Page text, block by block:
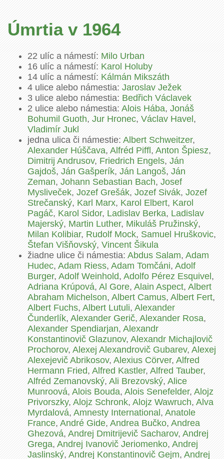
Úmrtia v 1964
22 ulíc a námestí:Milo Urban
16 ulíc a námestí:Karol Holuby
14 ulíc a námestí:Kálmán Mikszáth
4 ulice alebo námestia:Jaroslav Ježek
3 ulice alebo námestia:Bedřich Václavek
2 ulice alebo námestia:Alois Hába,Jonáš
Bohumil Guoth,Jur Hronec,Václav Havel,
Vladimír Jukl
jedna ulica či námestie:Albert Schweitzer,
Alexander Húščava,Alfréd Piffl,Anton Špiesz,
Dimitrij Andrusov,Friedrich Engels,Ján
Gajdoš,Ján Gašperík,Ján Langoš,Ján
Zeman,Johann Sebastian Bach,Josef
Mysliveček,Jozef Grešák,Jozef Sivák,Jozef
Strečanský,Karl Marx,Karol Elbert,Karol
Pagáč,Karol Sidor,Ladislav Berka,Ladislav
Majerský,Martin Luther,Mikuláš Pružinský,
Milan Kolibiar,Rudolf Mock,Samuel Hruškovic,
Štefan Višňovský,Vincent Šikula
žiadne ulice či námestia:Abdus Salam,Adam
Hudec,Adam Riess,Adam Tomčáni,Adolf
Burger,Adolf Weinhold,Adolfo Pérez Esquivel,
Adriana Krúpová,Al Gore,Alain Aspect,Albert
Abraham Michelson,Albert Camus,Albert Fert,
Albert Fuchs,Albert Lutuli,Alexander
Čunderlík,Alexander Gerič,Alexander Rosa,
Alexander Spendiarjan,Alexandr
Konstantinovič Glazunov,Alexandr Michajlovič
Prochorov,Alexej Alexandrovič Gubarev,Alexej
Alexejevič Abrikosov,Alexius Cörver,Alfred
Hermann Fried,Alfred Kastler,Alfred Tauber,
Alfréd Zemanovský,Ali Brezovský,Alice
Munroová,Alois Bouda,Alois Senefelder,Alojz
Privorszky,Alojz Schronk,Alojz Wawruch,Alva
Myrdalová,Amnesty International,Anatole
France,André Gide,Andrea Bučko,Andrea
Ghezová,Andrej Dmitrijevič Sacharov,Andrej
Grega,Andrej Ivanovič Jeriomenko,Andrej
Jaslinský,Andrej Konstantinovič Gejm,Andrej